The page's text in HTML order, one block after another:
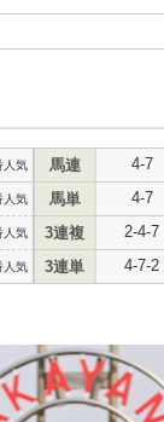
人気
人気
人気
人気
馬連 4-7
馬単 4-7
3連複 2-4-7
3連単 4-7-2